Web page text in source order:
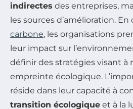
indirectes des entreprises,
les sources d’amélioration.
carbone, les organisations
leur impact sur
définir des stratégies visant à
empreinte écologique.
réside dans leur capacité à
transition écologique et à la